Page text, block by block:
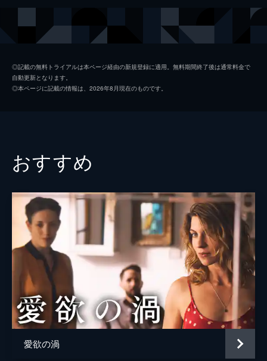
アンジェロ・カルボーネ
音楽 ジョヴァンニ・ヴェノスタ
製作 リオネッロ・チェッリ
ルート・ヴァルトブルゲール
◎記載の無料トライアルは本ページ経由の新規登録に適用。無料期間終了後は通常料金で
自動更新となります。
◎本ページに記載の情報は、2026年8月現在のものです。
おすすめ
愛欲の渦